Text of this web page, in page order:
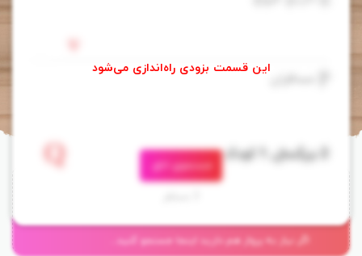
جستجوی اتاق
اگر نیاز به پرواز هم دارید اینجا جستجو کنید...
ساعت ورود به اتاق: تحویل اتاق: